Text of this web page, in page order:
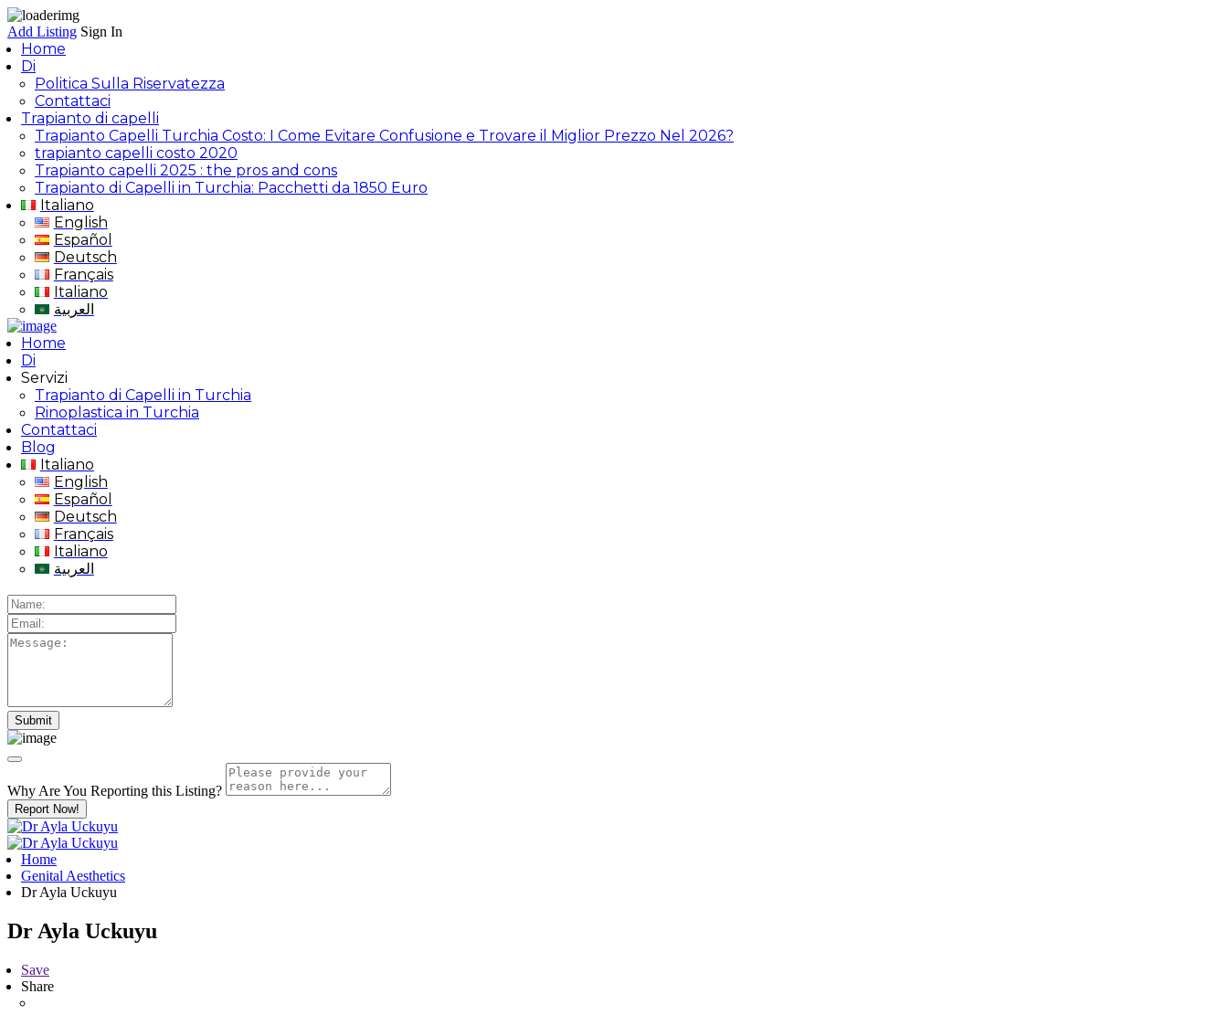
Add Listing Sign In
Home
Di
Politica Sulla Riservatezza
Contattaci
Trapianto di capelli
Trapianto Capelli Turchia Costo: I Come Evitare Confusione e Trovare il Miglior Prezzo Nel 2026?
trapianto capelli costo 2020
Trapianto capelli 2025 : the pros and cons
Trapianto di Capelli in Turchia: Pacchetti da 1850 Euro
Italiano
English
Español
Deutsch
Français
Italiano
العربية
Home
Di
Servizi
Trapianto di Capelli in Turchia
Rinoplastica in Turchia
Contattaci
Blog
Italiano
English
Español
Deutsch
Français
Italiano
العربية
Why Are You Reporting this Listing?
Report Now!
Home
Genital Aesthetics
Dr Ayla Uckuyu
Dr Ayla Uckuyu
Save
Share